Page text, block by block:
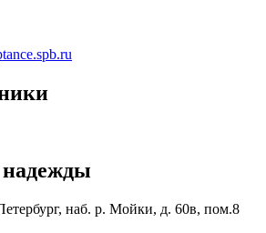
наб. р. Мойки, д. 60в, пом.8